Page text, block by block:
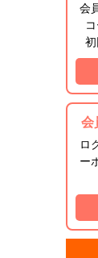
会
会
ロ
ー